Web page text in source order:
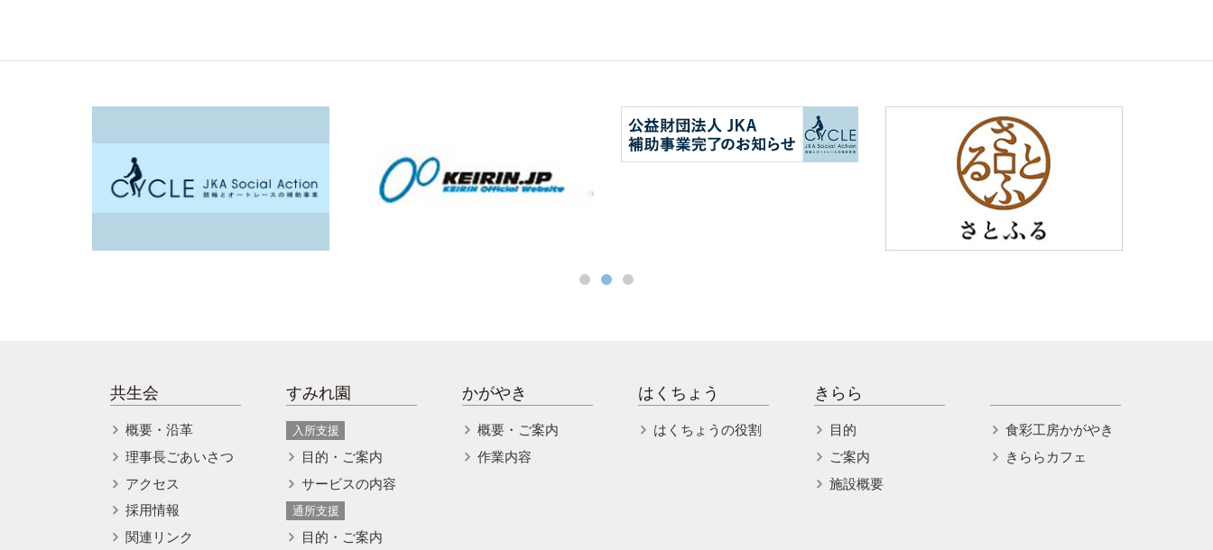
共生会
概要・沿革
理事長ごあいさつ
アクセス
採用情報
関連リンク
すみれ園
入所支援
目的・ご案内
サービスの内容
通所支援
目的・ご案内
かがやき
概要・ご案内
作業内容
はくちょう
はくちょうの役割
きらら
目的
ご案内
施設概要
食彩工房かがやき
きららカフェ